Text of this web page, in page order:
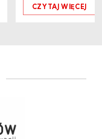
CZYTAJ WIĘCEJ